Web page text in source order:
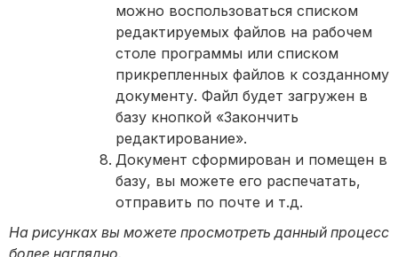
можно воспользоваться списком
редактируемых файлов на рабочем
столе программы или списком
прикрепленных файлов к созданному
документу. Файл будет загружен в
базу кнопкой «Закончить
редактирование».
Документ сформирован и помещен в
базу, вы можете его распечатать,
отправить по почте и т.д.
На рисунках вы можете просмотреть данный процесс